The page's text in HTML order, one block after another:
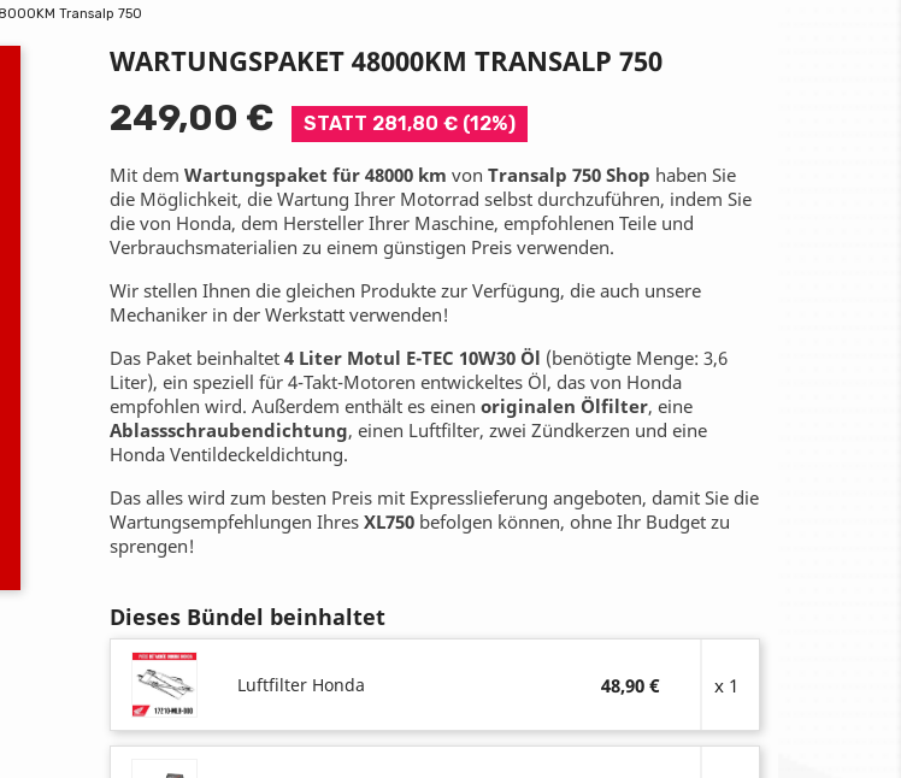
Transalp 750
WARTUNGSPAKET 48000KM TRANSALP 750
249,00 € STATT 281,80 € (12%)
Mit dem Wartungspaket für 48000 km von Transalp 750 Shop haben Sie
die Möglichkeit, die Wartung Ihrer Motorrad selbst durchzuführen, indem Sie
die von Honda, dem Hersteller Ihrer Maschine, empfohlenen Teile und
Verbrauchsmaterialien zu einem günstigen Preis verwenden.
Wir stellen Ihnen die gleichen Produkte zur Verfügung, die auch unsere
Mechaniker in der Werkstatt verwenden!
Das Paket beinhaltet 4 Liter Motul E-TEC 10W30 Öl (benötigte Menge: 3,6
Liter), ein speziell für 4-Takt-Motoren entwickeltes Öl, das von Honda
empfohlen wird. Außerdem enthält es einen originalen Ölfilter, eine
Ablassschraubendichtung, einen Luftfilter, zwei Zündkerzen und eine
Honda Ventildeckeldichtung.
Das alles wird zum besten Preis mit Expresslieferung angeboten, damit Sie die
Wartungsempfehlungen Ihres XL750 befolgen können, ohne Ihr Budget zu
sprengen!
Dieses Bündel beinhaltet
Luftfilter Honda 48,90 € x 1